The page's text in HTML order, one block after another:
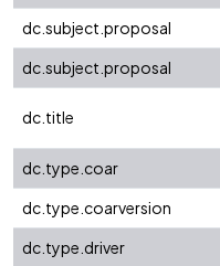
dc.subject.proposal
dc.subject.proposal
dc.title
dc.type.coar
dc.type.coarversion
dc.type.driver